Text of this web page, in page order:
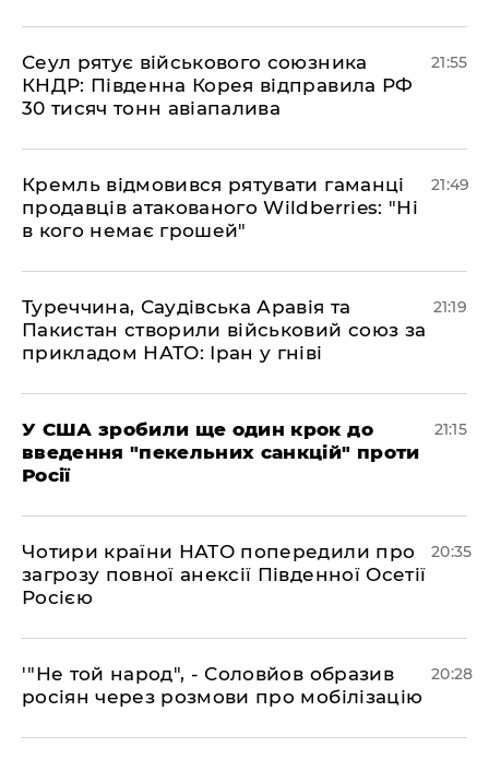
​Сеул рятує військового союзника
КНДР: Південна Корея відправила РФ
30 тисяч тонн авіапалива
21:55
​Кремль відмовився рятувати гаманці
продавців атакованого Wildberries: "Ні
в кого немає грошей"
21:49
​Туреччина, Саудівська Аравія та
Пакистан створили військовий союз за
прикладом НАТО: Іран у гніві
21:19
​У США зробили ще один крок до
введення "пекельних санкцій" проти
Росії
21:15
​Чотири країни НАТО попередили про
загрозу повної анексії Південної Осетії
Росією
20:35
​'"Не той народ", - Соловйов образив
росіян через розмови про мобілізацію
20:28